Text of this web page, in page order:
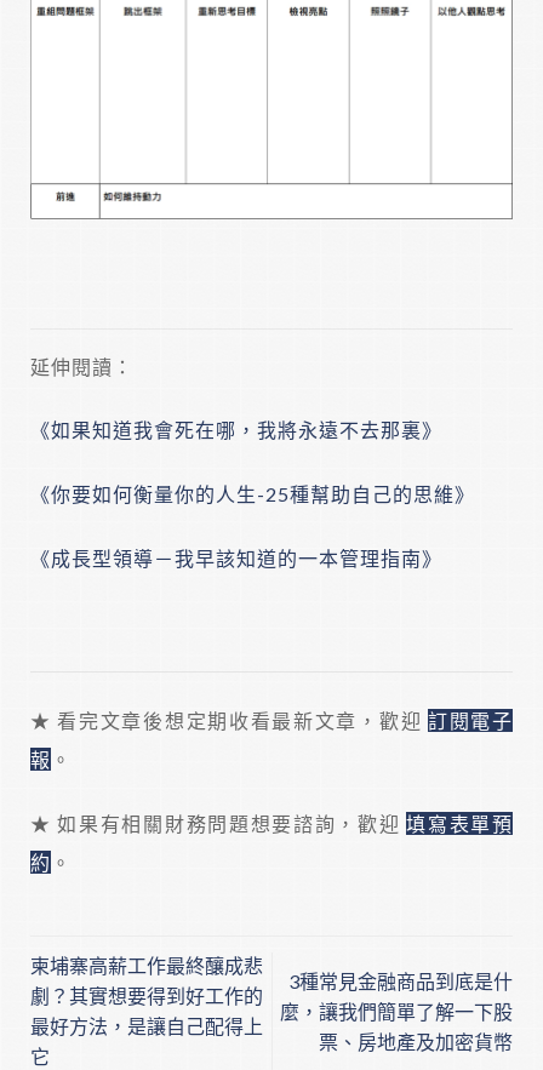
延伸閱讀：
《如果知道我會死在哪，我將永遠不去那裏》
《你要如何衡量你的人生-25種幫助自己的思維》
《成長型領導－我早該知道的一本管理指南》
★ 看完文章後想定期收看最新文章，歡迎 訂閱電子
報 。
★ 如果有相關財務問題想要諮詢，歡迎填寫表單預
約 。
柬埔寨高薪工作最終釀成悲
劇？其實想要得到好工作的
最好方法，是讓自己配得上
它
3種常見金融商品到底是什
麼，讓我們簡單了解一下股
票、房地產及加密貨幣